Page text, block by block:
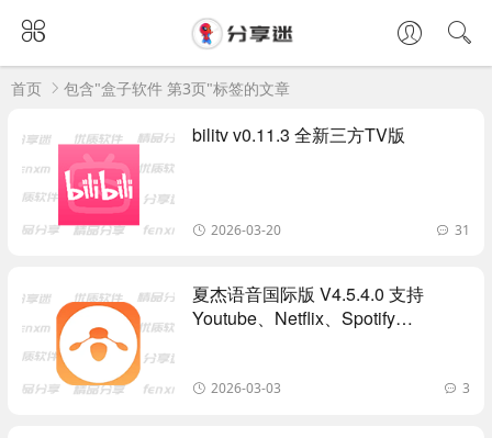
首页 包含"盒子软件 第3页"标签的文章
bilitv v0.11.3 全新三方TV版
2026-03-20 31
夏杰语音国际版 V4.5.4.0 支持
Youtube、Netflix、Spotify…
2026-03-03 3